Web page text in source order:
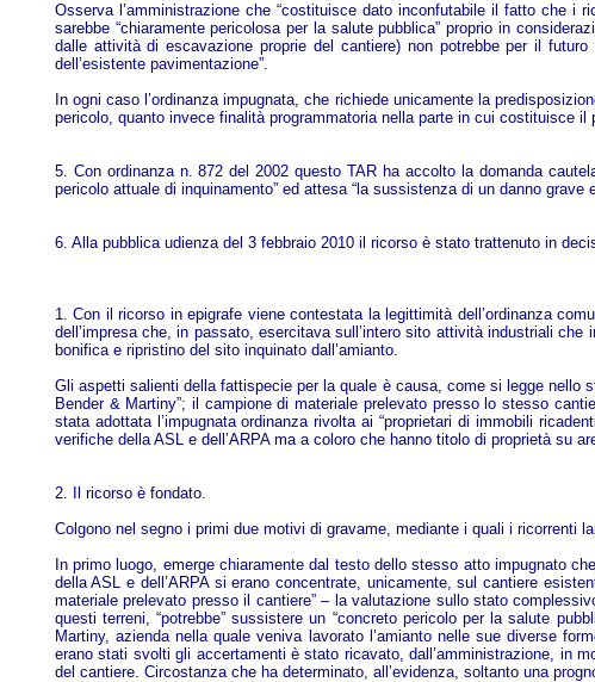
Osserva l’amministrazione che “costituisce dato inconfutabile il fatto che i
sarebbe “chiaramente pericolosa per la salute pubblica” proprio in
dalle attività di escavazione proprie del cantiere) non potrebbe per il
dell’esistente pavimentazione”.
In ogni caso l’ordinanza impugnata, che richiede unicamente la
pericolo, quanto invece finalità programmatoria nella parte in cui costituisce
5. Con ordinanza n. 872 del 2002 questo TAR ha accolto la domanda
pericolo attuale di inquinamento” ed attesa “la sussistenza di un danno grave
6. Alla pubblica udienza del 3 febbraio 2010 il ricorso è stato trattenuto in
1. Con il ricorso in epigrafe viene contestata la legittimità dell’ordinanza
dell’impresa che, in passato, esercitava sull’intero sito attività industriali
bonifica e ripristino del sito inquinato dall’amianto.
Gli aspetti salienti della fattispecie per la quale è causa, come si legge nello
Bender & Martiny”; il campione di materiale prelevato presso lo stesso
stata adottata l’impugnata ordinanza rivolta ai “proprietari di immobili
verifiche della ASL e dell’ARPA ma a coloro che hanno titolo di proprietà su
2. Il ricorso è fondato.
Colgono nel segno i primi due motivi di gravame, mediante i quali i ricorrenti
In primo luogo, emerge chiaramente dal testo dello stesso atto impugnato
della ASL e dell’ARPA si erano concentrate, unicamente, sul cantiere
materiale prelevato presso il cantiere” – la valutazione sullo stato
questi terreni, “potrebbe” sussistere un “concreto pericolo per la salute
Martiny, azienda nella quale veniva lavorato l’amianto nelle sue diverse
erano stati svolti gli accertamenti è stato ricavato, dall’amministrazione, in
del cantiere. Circostanza che ha determinato, all’evidenza, soltanto una